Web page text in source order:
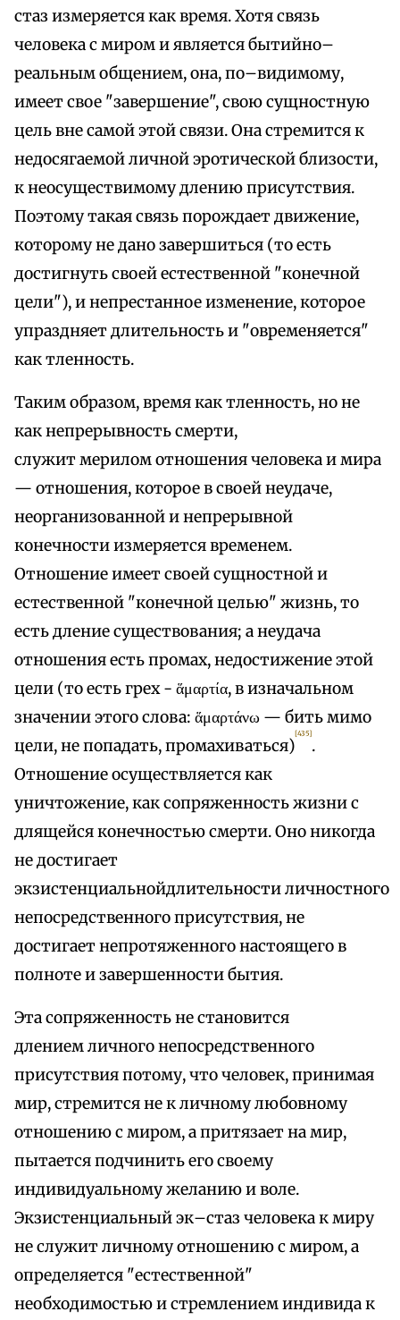
стаз измеряется как время. Хотя связь
человека с миром и является бытийно–
реальным общением, она, по–видимому,
имеет свое "завершение", свою сущностную
цель вне самой этой связи. Она стремится к
недосягаемой личной эротической близости,
к неосуществимому длению присутствия.
Поэтому такая связь порождает движение,
которому не дано завершиться (то есть
достигнуть своей естественной "конечной
цели"), и непрестанное изменение, которое
упраздняет длительность и "овременяется"
как тленность.
Таким образом, время как тленность, но не
как непрерывность смерти,
служит мерилом отношения человека и мира
— отношения, которое в своей неудаче,
неорганизованной и непрерывной
конечности измеряется временем.
Отношение имеет своей сущностной и
естественной "конечной целью" жизнь, то
есть дление существования; а неудача
отношения есть промах, недостижение этой
цели (то есть грех - ἅμαρτία, в изначальном
значении этого слова: ἅμαρτάνω — бить мимо
цели, не попадать, промахиваться)
[435]
.
Отношение осуществляется как
уничтожение, как сопряженность жизни с
длящейся конечностью смерти. Оно никогда
не достигает
экзистенциальнойдлительности личностного
непосредственного присутствия, не
достигает непротяженного настоящего в
полноте и завершенности бытия.
Эта сопряженность не становится
длением личного непосредственного
присутствия потому, что человек, принимая
мир, стремится не к личному любовному
отношению с миром, а притязает на мир,
пытается подчинить его своему
индивидуальному желанию и воле.
Экзистенциальный эк–стаз человека к миру
не служит личному отношению с миром, а
определяется "естественной"
необходимостью и стремлением индивида к